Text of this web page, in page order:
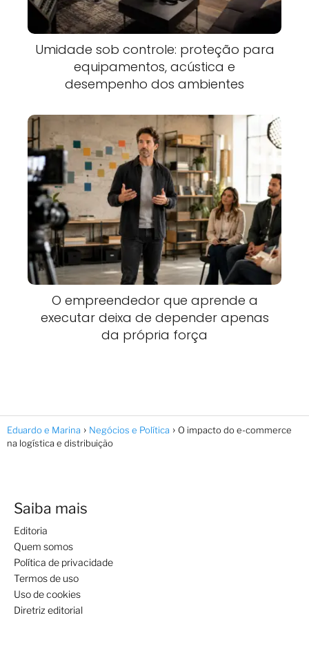
Umidade sob controle: proteção para
equipamentos, acústica e
desempenho dos ambientes
O empreendedor que aprende a
executar deixa de depender apenas
da própria força
Eduardo e Marina Negócios e Política
O impacto do e-commerce
na logística e distribuição
Saiba mais
Editoria
Quem somos
Política de privacidade
Termos de uso
Uso de cookies
Diretriz editorial